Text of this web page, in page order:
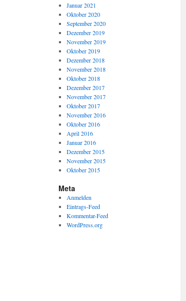
Januar 2021
Oktober 2020
September 2020
Dezember 2019
November 2019
Oktober 2019
Dezember 2018
November 2018
Oktober 2018
Dezember 2017
November 2017
Oktober 2017
November 2016
Oktober 2016
April 2016
Januar 2016
Dezember 2015
November 2015
Oktober 2015
Meta
Anmelden
Eintrags-Feed
Kommentar-Feed
WordPress.org